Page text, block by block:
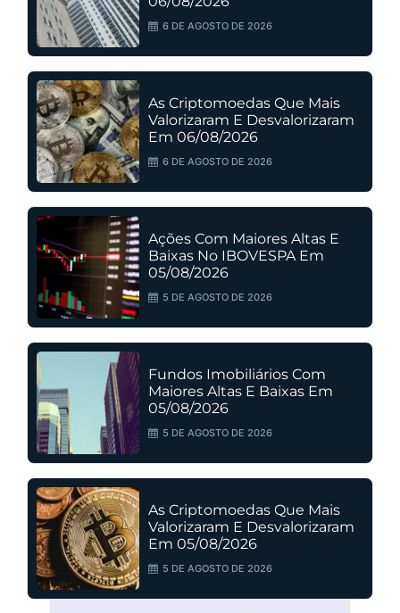
6 DE AGOSTO DE 2026
As Criptomoedas Que Mais
Valorizaram E Desvalorizaram
Em 06/08/2026
6 DE AGOSTO DE 2026
Ações Com Maiores Altas E
Baixas No IBOVESPA Em
05/08/2026
5 DE AGOSTO DE 2026
Fundos Imobiliários Com
Maiores Altas E Baixas Em
05/08/2026
5 DE AGOSTO DE 2026
As Criptomoedas Que Mais
Valorizaram E Desvalorizaram
Em 05/08/2026
5 DE AGOSTO DE 2026